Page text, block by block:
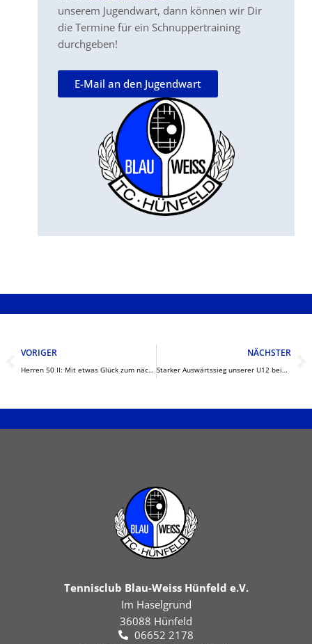
unserem Jugendwart, dann können wir Dir
die Termine für ein Schnuppertraining
durchgeben!
E-Mail an den Jugendwart
Zurück
VORIGER
Herren 50 II: Mit etwas Glück zum nächsten Heimsieg
NÄCHSTER
Starker Auswärtssieg unserer U12 beim TC Johannesberg
Tennisclub Blau-Weiss Hünfeld e.V.
Im Haselgrund
36088 Hünfeld
06652 2178